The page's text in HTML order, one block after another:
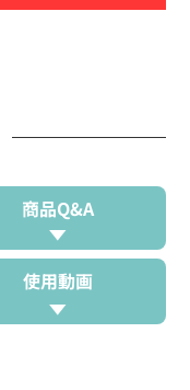
商品Q&A
使用動画